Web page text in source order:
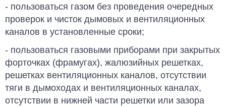
- пользоваться газом без проведения очередных
проверок и чисток дымовых и вентиляционных
каналов в установ­ленные сроки;
- пользоваться газовыми приборами при закрытых
форточках (фрамугах), жалюзийных решетках,
решетках венти­ляционных каналов, отсутствии
тяги в дымоходах и вентиляционных каналах,
отсутствии в нижней части решетки или зазора